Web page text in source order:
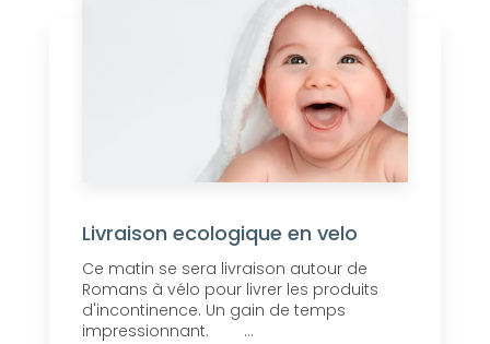
Livraison ecologique en velo
Ce matin se sera livraison autour de
Romans à vélo pour livrer les produits
d'incontinence. Un gain de temps
impressionnant. ...